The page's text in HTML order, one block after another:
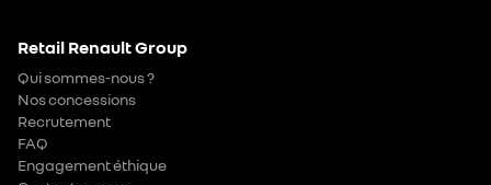
Retail Renault Group
Qui sommes-nous ?
Nos concessions
Recrutement
FAQ
Engagement éthique